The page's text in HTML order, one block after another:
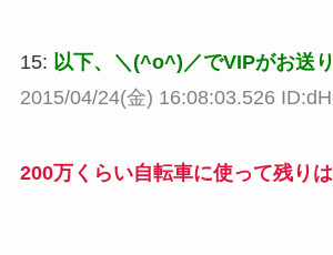
15: 以下、＼(^o^)／でVIPがお送
2015/04/24(金) 16:08:03.526
200万くらい自転車に使って残り